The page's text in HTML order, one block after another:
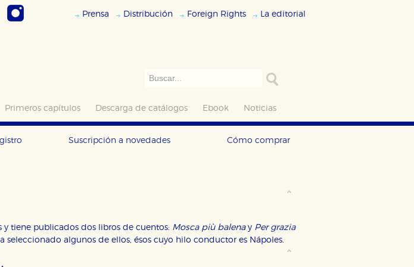
Prensa Distribución Foreign Rights La editorial
Primeros capítulos Descarga de catálogos Ebook Noticias
Suscripción a novedades Cómo comprar
y tiene publicados dos libros de cuentos: Mosca più balenay Per grazia
seleccionado algunos de ellos, ésos cuyo hilo conductor es Nápoles.